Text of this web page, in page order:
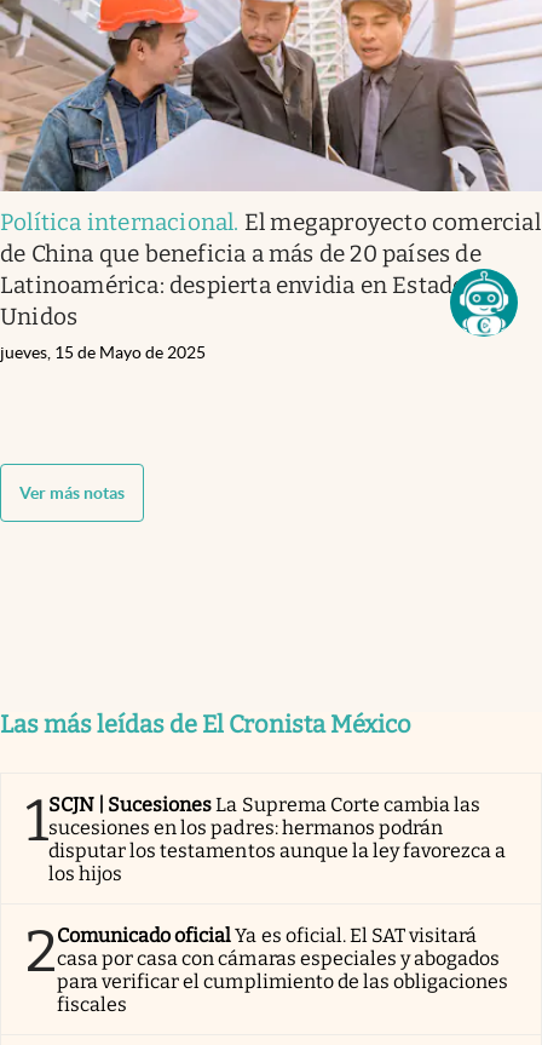
Política internacional. El megaproyecto comercial
de China que beneficia a más de 20 países de
Latinoamérica: despierta envidia en Estados
Unidos
jueves, 15 de Mayo de 2025
Ver más notas
Las más leídas de El Cronista México
1SCJN | SucesionesLa Suprema Corte cambia las
sucesiones en los padres: hermanos podrán
disputar los testamentos aunque la ley favorezca a
los hijos
2Comunicado oficialYa es oficial. El SAT visitará
casa por casa con cámaras especiales y abogados
para verificar el cumplimiento de las obligaciones
fiscales